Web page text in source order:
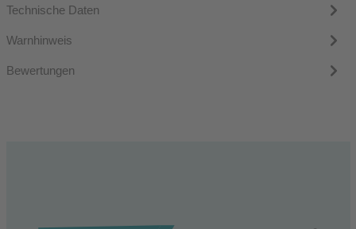
Technische Daten
Warnhinweis
Bewertungen